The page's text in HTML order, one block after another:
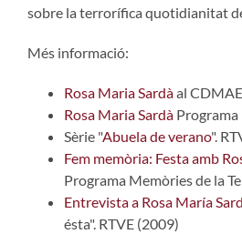
sobre la terrorífica quotidianitat
Més informació:
Rosa Maria Sardàal CDMAE
Rosa Maria Sardà Programa
Sèrie "Abuela de verano".
Fem memòria: Festa amb
Programa Memòries de la
Entrevista a Rosa María
ésta". RTVE (2009)